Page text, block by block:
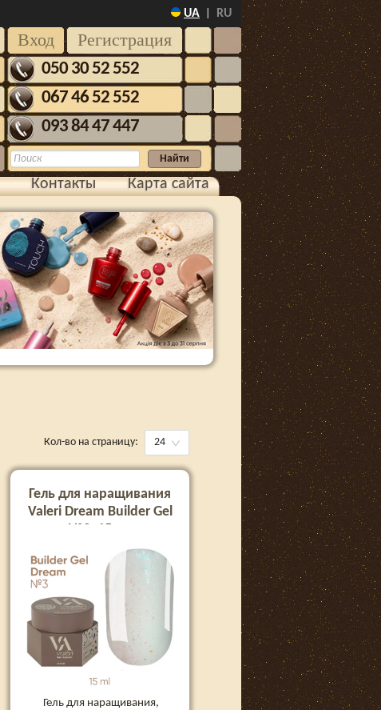
UA RU
Регистрация
Вход
050 30 52 552
067 46 52 552
093 84 47 447
Контакты Карта сайта
Кол-во на страницу: 24
Гель для наращивания
Valeri Dream Builder Gel
№3, 15 мл
Гель для наращивания,